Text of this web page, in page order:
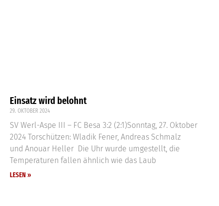
Einsatz wird belohnt
29. OKTOBER 2024
SV Werl-Aspe III – FC Besa 3:2 (2:1)Sonntag, 27. Oktober
2024 Torschützen: Wladik Fener, Andreas Schmalz
und Anouar Heller Die Uhr wurde umgestellt, die
Temperaturen fallen ähnlich wie das Laub
LESEN »